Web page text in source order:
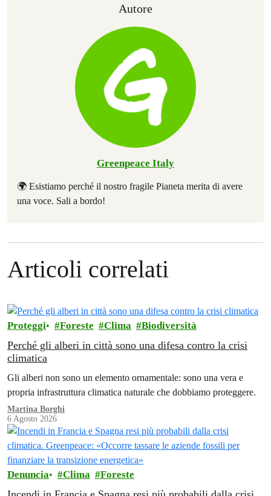
Autore
Greenpeace Italy
🌍 Esistiamo perché il nostro fragile Pianeta merita di avere
una voce. Sali a bordo!
Articoli correlati
Proteggi Foreste Clima Biodiversità
Perché gli alberi in città sono una difesa contro la crisi
climatica
Gli alberi non sono un elemento ornamentale: sono una vera e
propria infrastruttura climatica naturale che dobbiamo proteggere.
Martina Borghi
6 Agosto 2026
Denuncia Clima Foreste